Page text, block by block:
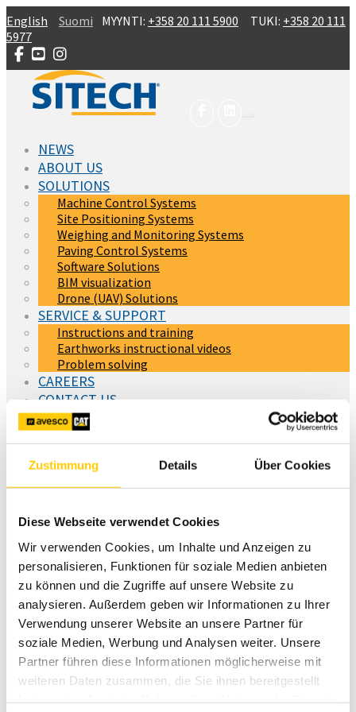
Zustimmung Details Über Cookies
Diese Webseite verwendet Cookies
Wir verwenden Cookies, um Inhalte und Anzeigen zu
personalisieren, Funktionen für soziale Medien anbieten
zu können und die Zugriffe auf unsere Website zu
analysieren. Außerdem geben wir Informationen zu Ihrer
Verwendung unserer Website an unsere Partner für
soziale Medien, Werbung und Analysen weiter. Unsere
Partner führen diese Informationen möglicherweise mit
weiteren Daten zusammen, die Sie ihnen bereitgestellt
Skip to main content
English Suomi MYYNTI: +358 20 111 5900 TUKI: +358 20 111
5977
NEWS
ABOUT US
SOLUTIONS
Machine Control Systems
Site Positioning Systems
Weighing and Monitoring Systems
Paving Control Systems
Software Solutions
BIM visualization
Drone (UAV) Solutions
SERVICE & SUPPORT
Instructions and training
Earthworks instructional videos
Problem solving
CAREERS
CONTACT US
You are here:
Trimble Business Center v2024.10
Trimble Business Center v2024.10 has been released.
Important Note! This version of Trimble Business Center is
available to:
Perpetual license users whose current warranty
expiration date is November 1, 2024 or later. (If your
perpetual license warranty expires prior to this date and
you proceed with the installation, licensed features will